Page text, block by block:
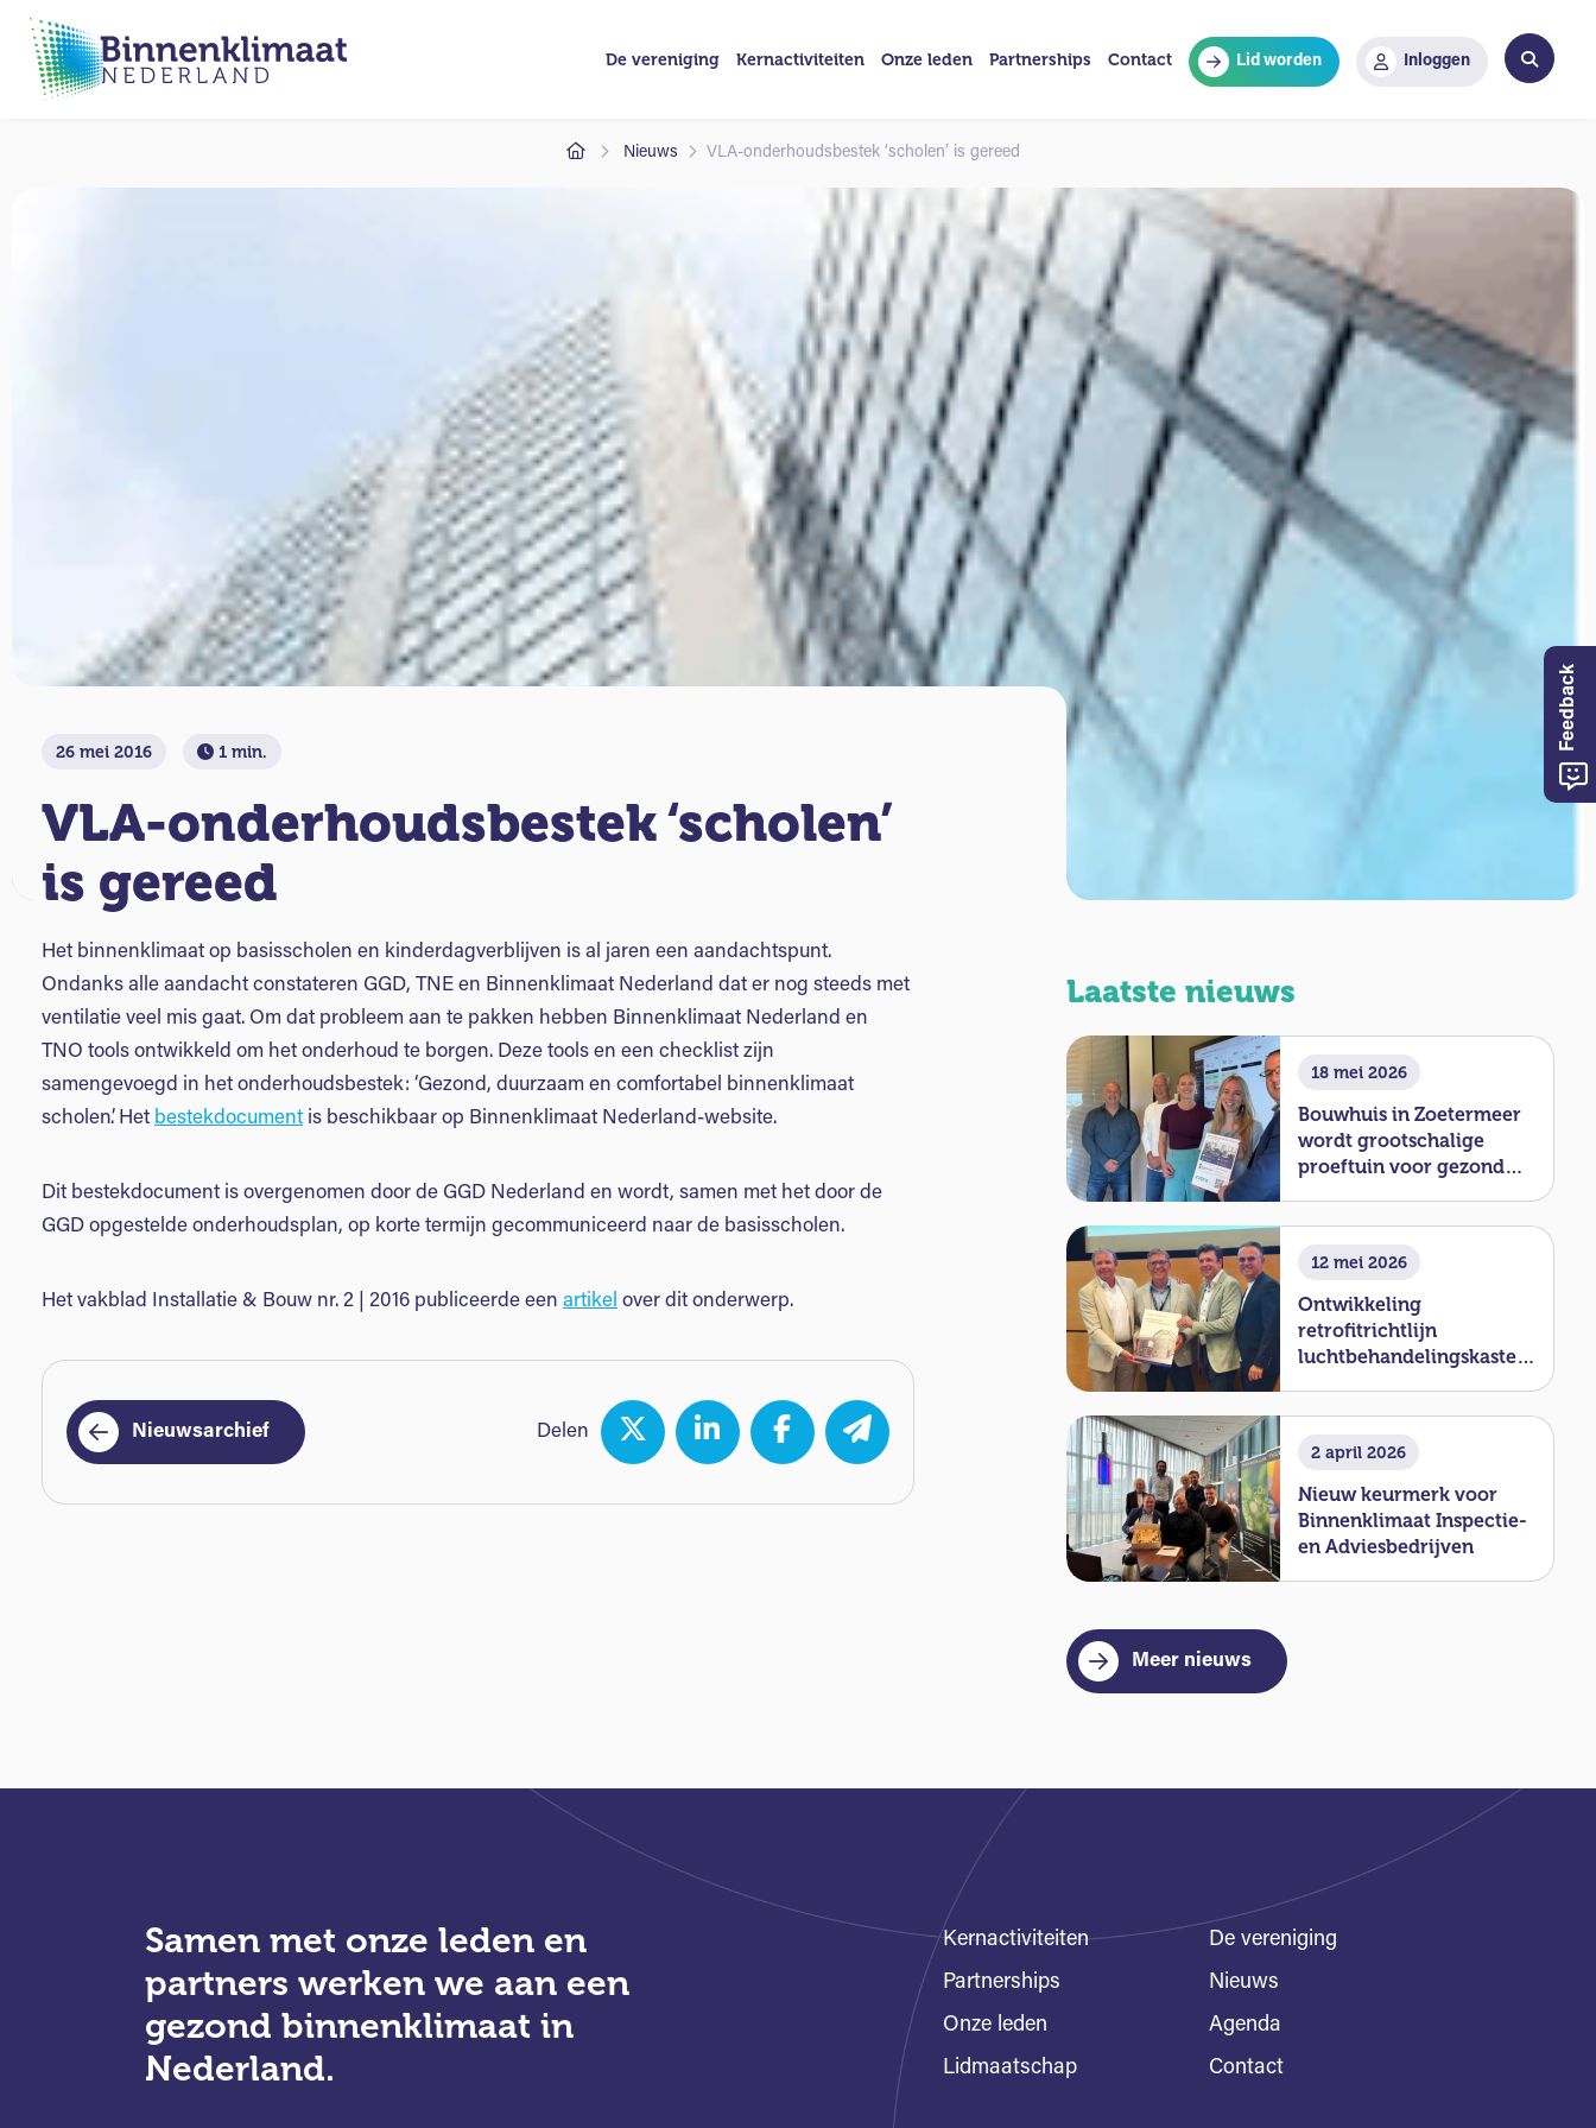
De vereniging Kernactiviteiten Onze leden Partnerships Contact Lid worden Inloggen
Nieuws VLA-onderhoudsbestek ‘scholen’ is gereed
26 mei 2016 1 min.
VLA-onderhoudsbestek ‘scholen’
is gereed
Het binnenklimaat op basisscholen en kinderdagverblijven is al jaren een aandachtspunt.
Ondanks alle aandacht constateren GGD, TNE en Binnenklimaat Nederland dat er nog steeds met
ventilatie veel mis gaat. Om dat probleem aan te pakken hebben Binnenklimaat Nederland en
TNO tools ontwikkeld om het onderhoud te borgen. Deze tools en een checklist zijn
samengevoegd in het onderhoudsbestek: ‘Gezond, duurzaam en comfortabel binnenklimaat
scholen’. Het bestekdocument is beschikbaar op Binnenklimaat Nederland-website.
Dit bestekdocument is overgenomen door de GGD Nederland en wordt, samen met het door de
GGD opgestelde onderhoudsplan, op korte termijn gecommuniceerd naar de basisscholen.
Het vakblad Installatie & Bouw nr. 2 | 2016 publiceerde een artikel over dit onderwerp.
Nieuwsarchief Delen
Laatste nieuws
18 mei 2026
Bouwhuis in Zoetermeer
wordt grootschalige
proeftuin voor gezond
12 mei 2026
Ontwikkeling
retrofitrichtlijn
luchtbehandelingskasten
2 april 2026
Nieuw keurmerk voor
Binnenklimaat Inspectie-
en Adviesbedrijven
Meer nieuws
Samen met onze leden en
partners werken we aan een
gezond binnenklimaat in
Nederland.
Kernactiviteiten
Partnerships
Onze leden
Lidmaatschap
De vereniging
Nieuws
Agenda
Contact
Feedback